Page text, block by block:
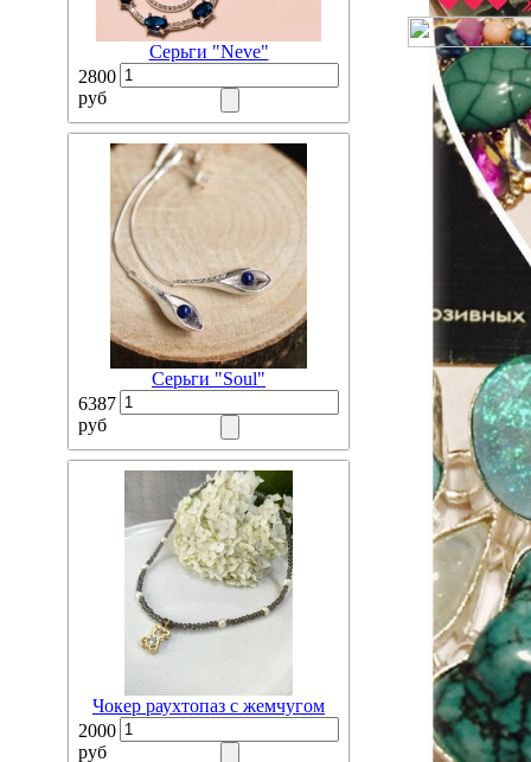
Серьги "Neve"
2800
руб
Серьги "Soul"
6387
руб
Чокер раухтопаз с жемчугом
2000
руб